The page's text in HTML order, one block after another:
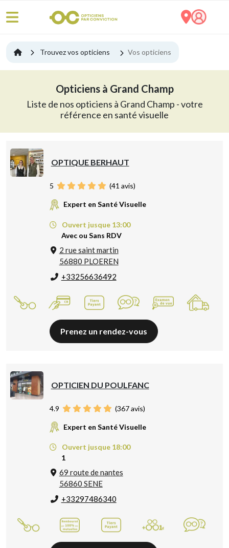
Trouvez vos opticiens Vos opticiens
Opticiens à Grand Champ
Liste de nos opticiens à Grand Champ - votre
référence en santé visuelle
OPTIQUE BERHAUT
5 (41 avis)
Expert en Santé Visuelle
Ouvert jusque 13:00
Avec ou Sans RDV
2 rue saint martin
56880 PLOEREN
+33256636492
Prenez un rendez-vous
OPTICIEN DU POULFANC
4.9 (367avis)
Expert en Santé Visuelle
Ouvert jusque 18:00
1
69 route de nantes
56860 SENE
+33297486340